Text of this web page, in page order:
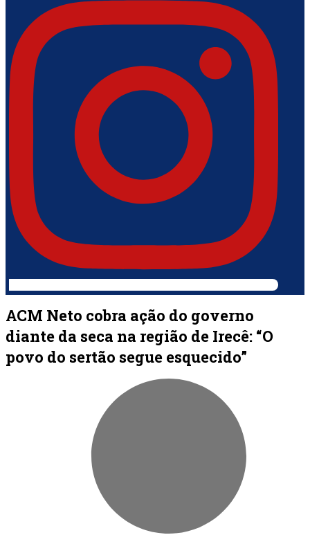
ACM Neto cobra ação do governo
diante da seca na região de Irecê: “O
povo do sertão segue esquecido”